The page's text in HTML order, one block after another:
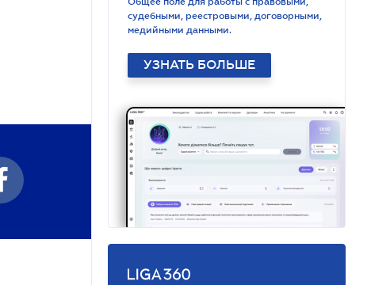
судебными, реестровыми, договорными,
медийными данными.
УЗНАТЬ БОЛЬШЕ